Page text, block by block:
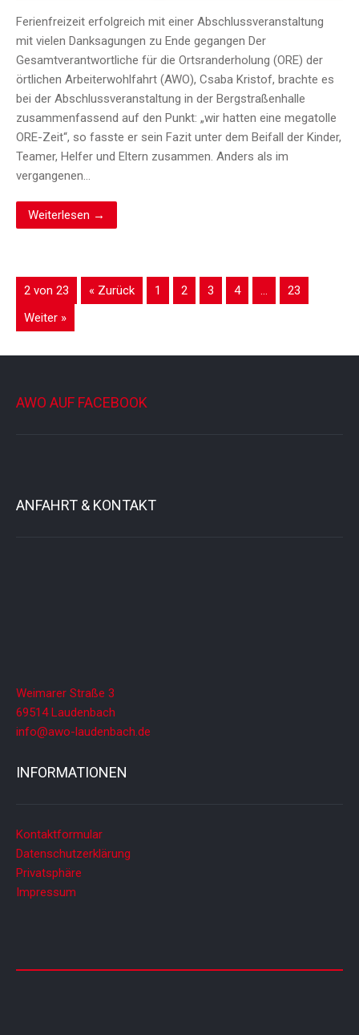
Ferienfreizeit erfolgreich mit einer Abschlussveranstaltung
mit vielen Danksagungen zu Ende gegangen Der
Gesamtverantwortliche für die Ortsranderholung (ORE) der
örtlichen Arbeiterwohlfahrt (AWO), Csaba Kristof, brachte es
bei der Abschlussveranstaltung in der Bergstraßenhalle
zusammenfassend auf den Punkt: „wir hatten eine megatolle
ORE-Zeit“, so fasste er sein Fazit unter dem Beifall der Kinder,
Teamer, Helfer und Eltern zusammen. Anders als im
vergangenen…
Weiterlesen →
2 von 23 « Zurück 1 2 3 4 …
23
Weiter »
AWO AUF FACEBOOK
ANFAHRT & KONTAKT
Weimarer Straße 3
69514 Laudenbach
info@awo-laudenbach.de
INFORMATIONEN
Kontaktformular
Datenschutzerklärung
Privatsphäre
Impressum